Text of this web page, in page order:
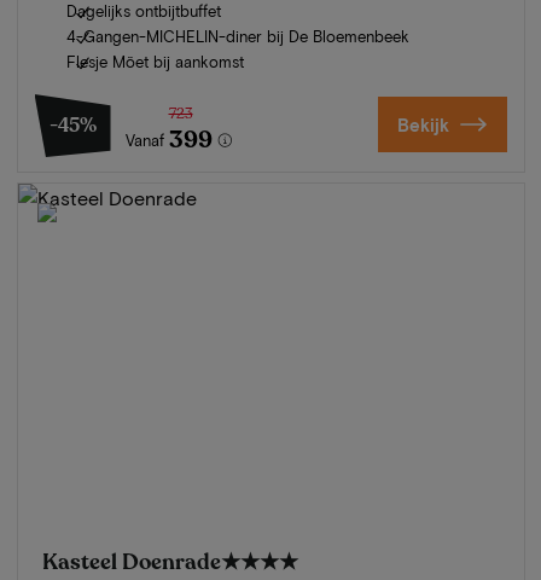
Dagelijks ontbijtbuffet
4-Gangen-MICHELIN-diner bij De Bloemenbeek
Flesje Möet bij aankomst
-45%
Vanaf
723
399 Bekijk
Kasteel Doenrade★★★★